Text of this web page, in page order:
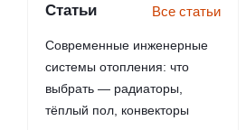
Статьи Все статьи
Современные инженерные
системы отопления: что
выбрать — радиаторы,
тёплый пол, конвекторы